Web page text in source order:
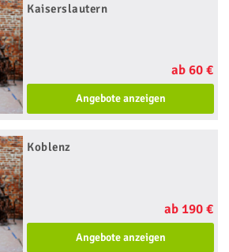
Kaiserslautern
ab 60 €
Angebote anzeigen
Koblenz
ab 190 €
Angebote anzeigen